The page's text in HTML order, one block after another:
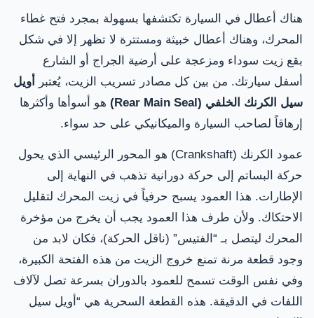
هناك أعطال في السيارة تكتشفها بسهولة بمجرد فتح غطاء
المحرك، وهناك أعطال خبيثة ومستترة لا تظهر إلا في شكل
بقع زيت سوداء ومزعجة على أرضية الجراج أو الشارع
أسفل سيارتك. من بين كل مصادر تسريب الزيت، يُعتبر
أويل
سيل الكرنك الخلفي (Rear Main Seal)
هو أسوأها وأكثرها
إرهاقاً لصاحب السيارة والميكانيكي على حد سواء.
عمود الكرنك (Crankshaft) هو المحور الرئيسي الذي يحول
حركة البساتم إلى حركة دورانية تذهب في النهاية إلى
الإطارات. هذا العمود يسبح حرفياً في زيت المحرك لتقليل
الاحتكاك. ولأن طرف هذا العمود يجب أن يخرج من مؤخرة
المحرك ليتصل بـ “الفتيس” (ناقل الحركة)، فكان لابد من
وجود قطعة مرنة تمنع خروج الزيت من هذه الفتحة الكبيرة،
وفي نفس الوقت تسمح للعمود بالدوران بسرعة تصل لآلاف
اللفات في الدقيقة. هذه القطعة السحرية هي “أويل سيل